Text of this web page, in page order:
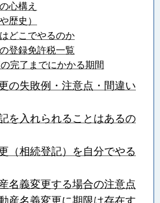
心構え
歴史）
どこでやるのか
登録免許税一覧
完了までにかかる期間
の失敗例・注意点・間違い
を入れられることはあるの
（相続登記）を自分でやる
名義変更する場合の注意点